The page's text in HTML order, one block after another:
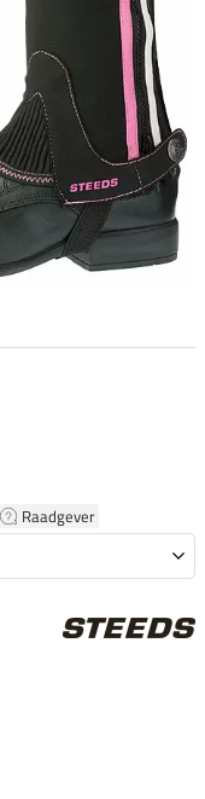
Raadgever